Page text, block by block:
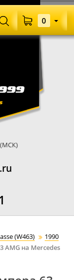
(МСК)
0
(W463)
1990
на Mercedes